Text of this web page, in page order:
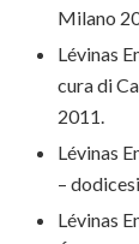
Milano
Lévinas
cura di
2011.
Lévinas
–
Lévinas